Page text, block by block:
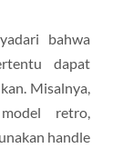
bahwa
dapat
Misalnya,
retro,
handle